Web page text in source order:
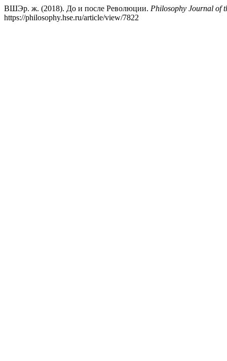
ВШЭр. ж. (2018). До и после Революции. Philosophy Journal of
https://philosophy.hse.ru/article/view/7822